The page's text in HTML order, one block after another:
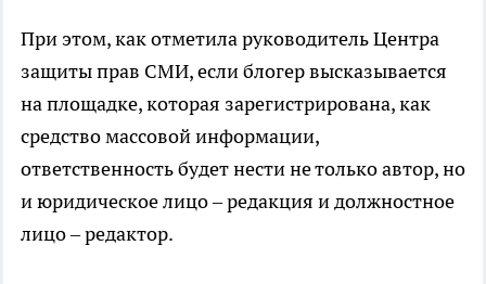
При этом, как отметила руководитель Центра
защиты прав СМИ, если блогер высказывается
на площадке, которая зарегистрирована, как
средство массовой информации,
ответственность будет нести не только автор, но
и юридическое лицо – редакция и должностное
лицо – редактор.